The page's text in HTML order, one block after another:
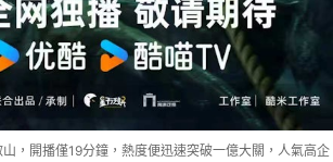
，開播僅19分鐘，熱度便迅速突破一億大關，人氣高企